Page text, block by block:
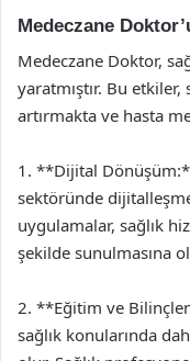
Medeczane
Medeczane Doktor,
yaratmıştır. Bu
artırmakta ve hasta
1. **Dijital
sektöründe
uygulamalar, sağlık
şekilde sunulmasına
2. **Eğitim ve
sağlık konularında